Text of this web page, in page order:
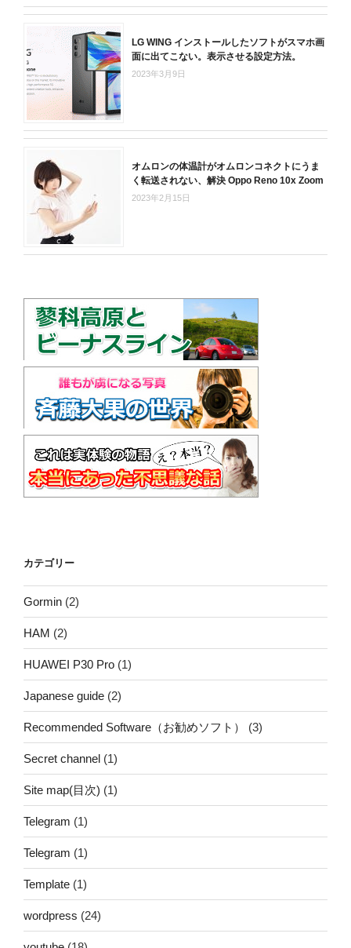
LG WING インストールしたソフトがスマホ画
面に出てこない。表示させる設定方法。
2023年3月9日
オムロンの体温計がオムロンコネクトにうま
く転送されない、解決 Oppo Reno 10x Zoom
2023年2月15日
カテゴリー
Gormin (2)
HAM (2)
HUAWEI P30 Pro (1)
Japanese guide (2)
Recommended Software（お勧めソフト） (3)
Secret channel (1)
Site map(目次) (1)
Telegram (1)
Telegram (1)
Template (1)
wordpress (24)